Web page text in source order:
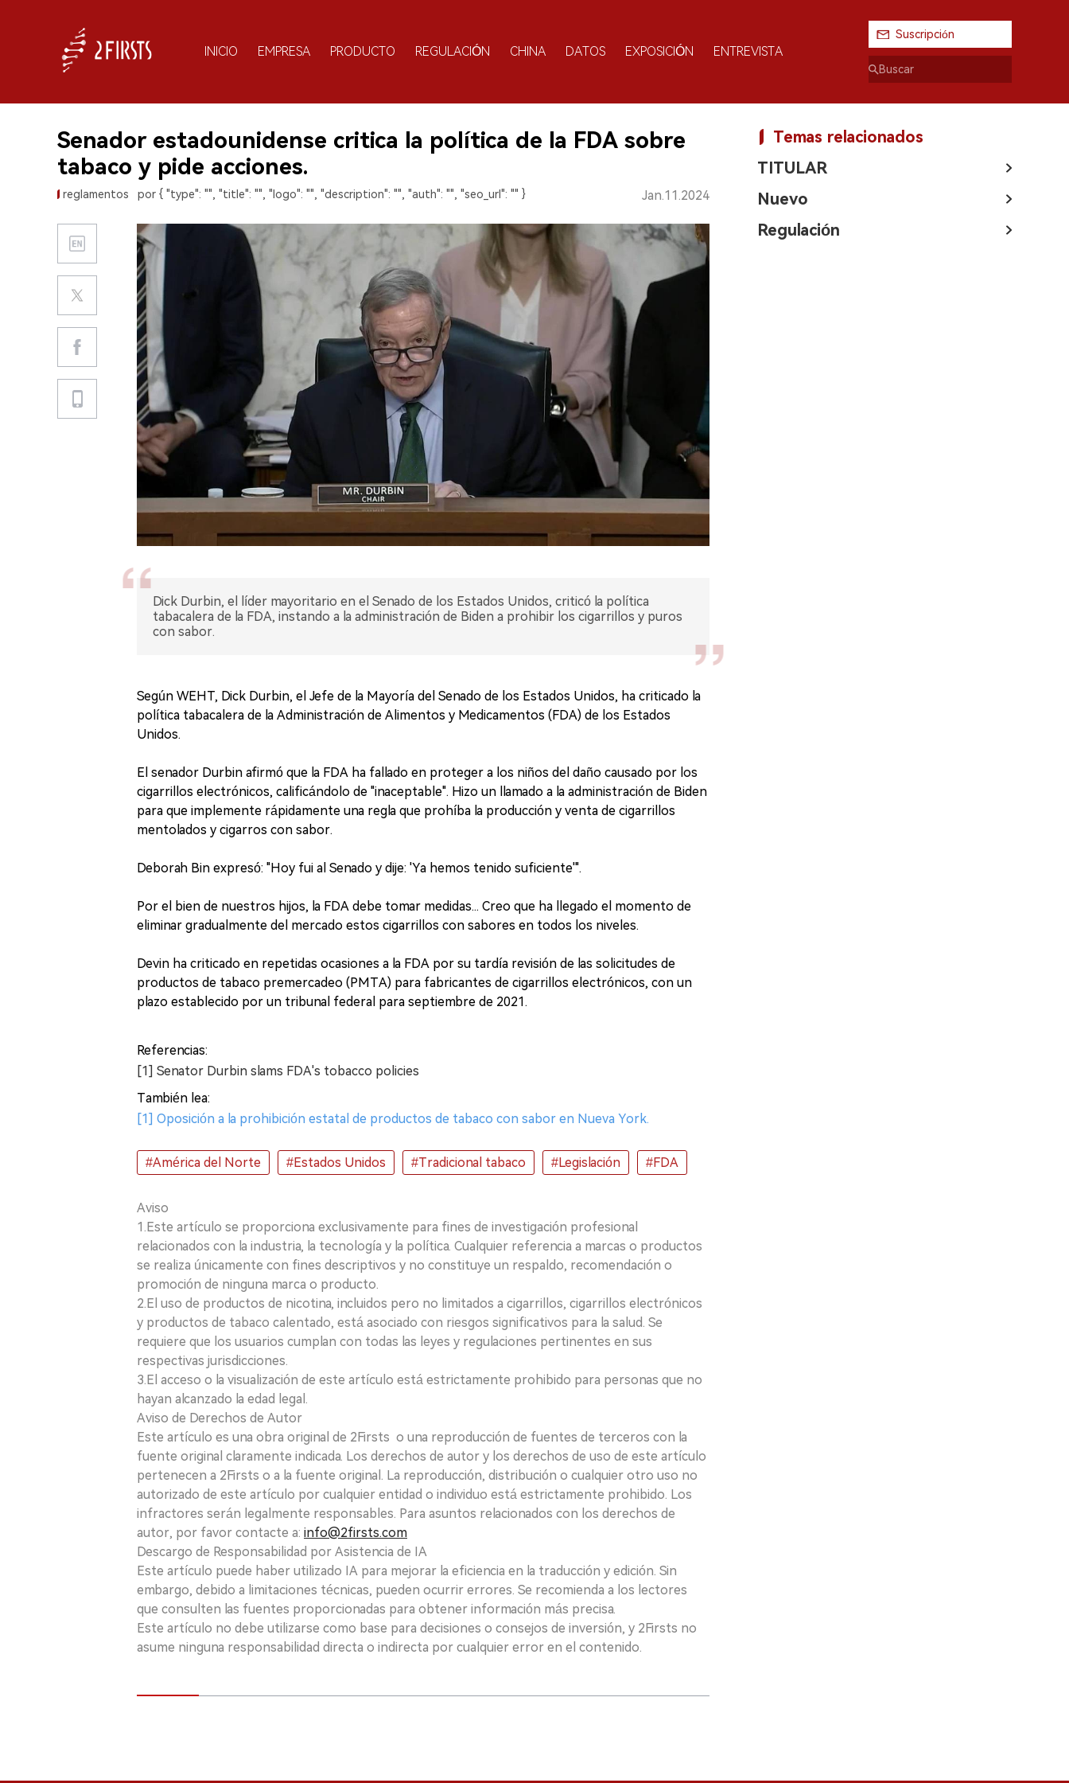
INICIO EMPRESA PRODUCTO REGULACIÓN CHINA DATOS EXPOSICIÓN ENTREVISTA
Suscripción
Senador estadounidense critica la política de la FDA sobre
tabaco y pide acciones.
reglamentos por { "type": "", "title": "", "logo": "", "description": "", "auth": "", "seo_url": "" } Jan.11.2024
Dick Durbin, el líder mayoritario en el Senado de los Estados Unidos, criticó la política
tabacalera de la FDA, instando a la administración de Biden a prohibir los cigarrillos y puros
con sabor.
Según WEHT, Dick Durbin, el Jefe de la Mayoría del Senado de los Estados Unidos, ha criticado la
política tabacalera de la Administración de Alimentos y Medicamentos (FDA) de los Estados
Unidos.
El senador Durbin afirmó que la FDA ha fallado en proteger a los niños del daño causado por los
cigarrillos electrónicos, calificándolo de "inaceptable". Hizo un llamado a la administración de Biden
para que implemente rápidamente una regla que prohíba la producción y venta de cigarrillos
mentolados y cigarros con sabor.
Deborah Bin expresó: "Hoy fui al Senado y dije: 'Ya hemos tenido suficiente'".
Por el bien de nuestros hijos, la FDA debe tomar medidas... Creo que ha llegado el momento de
eliminar gradualmente del mercado estos cigarrillos con sabores en todos los niveles.
Devin ha criticado en repetidas ocasiones a la FDA por su tardía revisión de las solicitudes de
productos de tabaco premercadeo (PMTA) para fabricantes de cigarrillos electrónicos, con un
plazo establecido por un tribunal federal para septiembre de 2021.
Referencias:
[1] Senator Durbin slams FDA's tobacco policies
También lea:
[1] Oposición a la prohibición estatal de productos de tabaco con sabor en Nueva York.
#América del Norte #Estados Unidos #Tradicional tabaco #Legislación #FDA
Aviso
1.Este artículo se proporciona exclusivamente para fines de investigación profesional
relacionados con la industria, la tecnología y la política. Cualquier referencia a marcas o productos
se realiza únicamente con fines descriptivos y no constituye un respaldo, recomendación o
promoción de ninguna marca o producto.
2.El uso de productos de nicotina, incluidos pero no limitados a cigarrillos, cigarrillos electrónicos
y productos de tabaco calentado, está asociado con riesgos significativos para la salud. Se
requiere que los usuarios cumplan con todas las leyes y regulaciones pertinentes en sus
respectivas jurisdicciones.
3.El acceso o la visualización de este artículo está estrictamente prohibido para personas que no
hayan alcanzado la edad legal.
Aviso de Derechos de Autor
Este artículo es una obra original de 2Firsts o una reproducción de fuentes de terceros con la
fuente original claramente indicada. Los derechos de autor y los derechos de uso de este artículo
pertenecen a 2Firsts o a la fuente original. La reproducción, distribución o cualquier otro uso no
autorizado de este artículo por cualquier entidad o individuo está estrictamente prohibido. Los
infractores serán legalmente responsables. Para asuntos relacionados con los derechos de
autor, por favor contacte a: info@2firsts.com
Descargo de Responsabilidad por Asistencia de IA
Este artículo puede haber utilizado IA para mejorar la eficiencia en la traducción y edición. Sin
embargo, debido a limitaciones técnicas, pueden ocurrir errores. Se recomienda a los lectores
que consulten las fuentes proporcionadas para obtener información más precisa.
Este artículo no debe utilizarse como base para decisiones o consejos de inversión, y 2Firsts no
asume ninguna responsabilidad directa o indirecta por cualquier error en el contenido.
Temas relacionados
TITULAR
Nuevo
Regulación